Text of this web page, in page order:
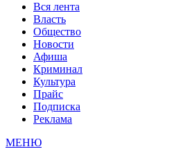
Вся лента
Власть
Общество
Новости
Афиша
Криминал
Культура
Прайс
Подписка
Реклама
МЕНЮ